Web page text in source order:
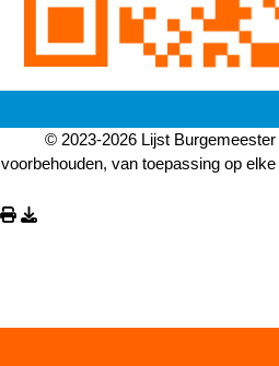
© 2023-2026 Lijst
voorbehouden, van toepassing op